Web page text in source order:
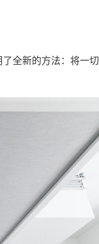
全新的方法：将一切